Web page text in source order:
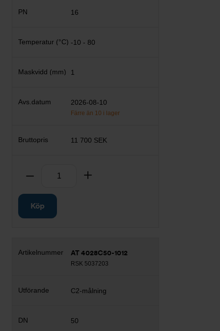
16
-10 - 80
1
2026-08-10
Färre än 10 i lager
11 700 SEK
Ta bort
Köp
AT 4028C50-1012
RSK 5037203
C2-målning
50